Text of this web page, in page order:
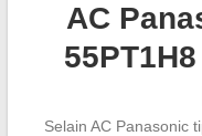
AC
Selain AC Panasonic